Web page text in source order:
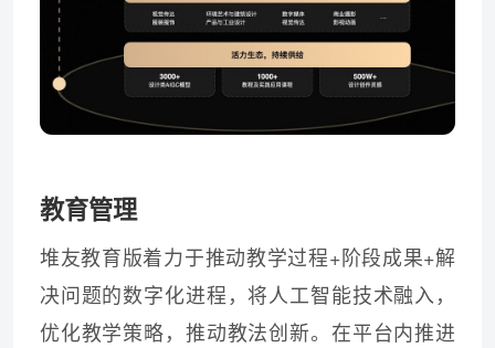
教育管理
堆友教育版着力于推动教学过程+阶段成果+解
决问题的数字化进程，将人工智能技术融入，
优化教学策略，推动教法创新。在平台内推进